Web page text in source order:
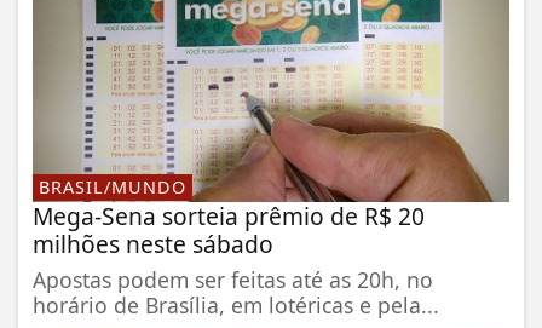
BRASIL/MUNDO
Mega-Sena sorteia prêmio de R$ 20
milhões neste sábado
Apostas podem ser feitas até as 20h, no
horário de Brasília, em lotéricas e pela...